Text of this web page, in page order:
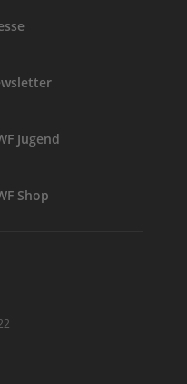
Jugend
Shop